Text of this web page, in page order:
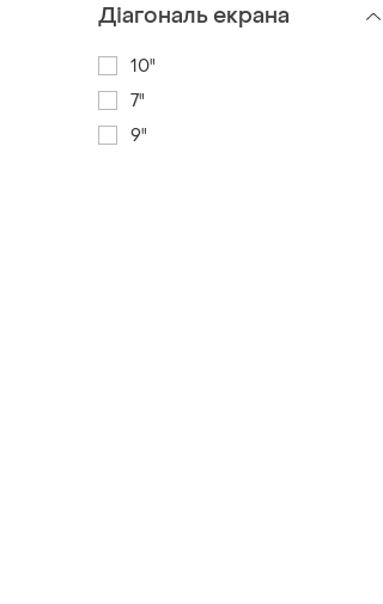
Діагональ екрана
10"
7"
9"